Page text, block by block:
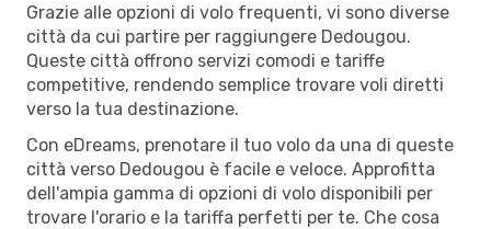
Grazie alle opzioni di volo frequenti, vi sono diverse
città da cui partire per raggiungere Dedougou.
Queste città offrono servizi comodi e tariffe
competitive, rendendo semplice trovare voli diretti
verso la tua destinazione.
Con eDreams, prenotare il tuo volo da una di queste
città verso Dedougou è facile e veloce. Approfitta
dell'ampia gamma di opzioni di volo disponibili per
trovare l'orario e la tariffa perfetti per te. Che cosa